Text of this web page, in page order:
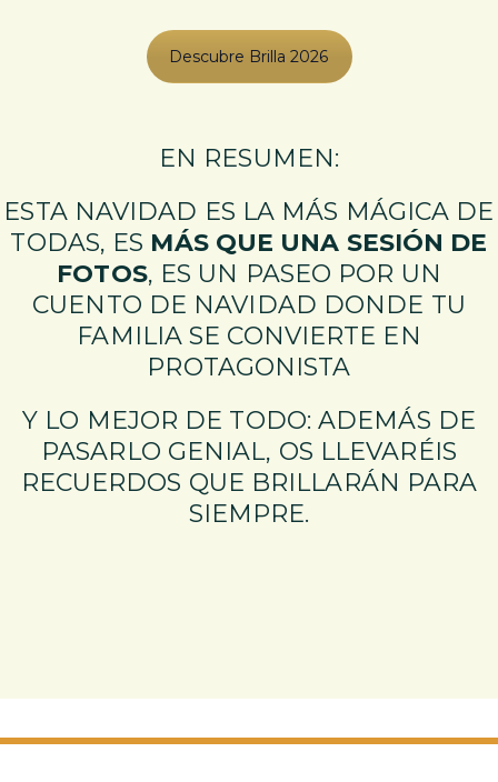
Descubre Brilla 2026
EN RESUMEN:
ESTA NAVIDAD ES LA MÁS MÁGICA DE
TODAS, ES MÁS QUE UNA SESIÓN DE
FOTOS, ES UN PASEO POR UN
CUENTO DE NAVIDAD DONDE TU
FAMILIA SE CONVIERTE EN
PROTAGONISTA
Y LO MEJOR DE TODO: ADEMÁS DE
PASARLO GENIAL, OS LLEVARÉIS
RECUERDOS QUE BRILLARÁN PARA
SIEMPRE.